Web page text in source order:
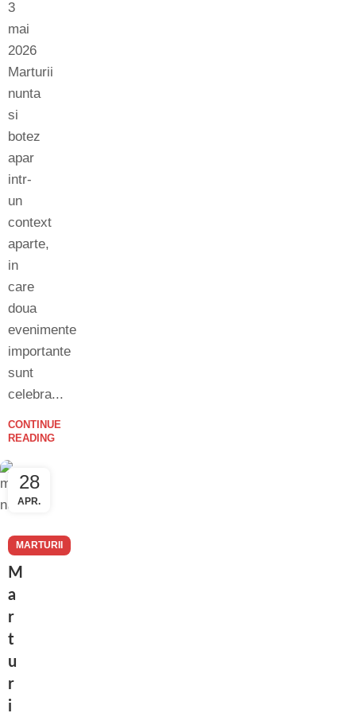
3
mai
2026
Marturii
nunta
si
botez
apar
intr-
un
context
aparte,
in
care
doua
evenimente
importante
sunt
celebra...
CONTINUE
READING
28
APR.
MARTURII
M
a
r
t
u
r
i